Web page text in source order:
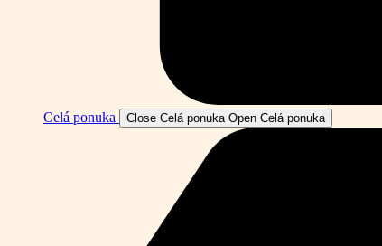
Celá ponuka Close Celá ponuka Open Celá ponuka